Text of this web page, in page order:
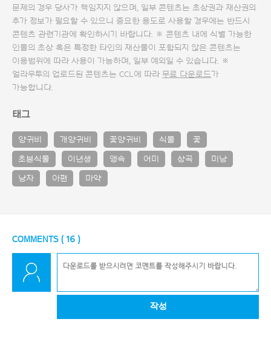
문제의 경우 당사가 책임지지 않으며, 일부 콘텐츠는 초상권과 재산권의
추가 정보가 필요할 수 있으니 중요한 용도로 사용할 경우에는 반드시
콘텐츠 관련기관에 확인하시기 바랍니다. ※ 콘텐츠 내에 식별 가능한
인물의 초상 혹은 특정한 타인의 재산물이 포함되지 않은 콘텐츠는
이용범위에 따라 사용이 가능하며, 일부 예외일 수 있습니다. ※
얼라우투의 업로드된 콘텐츠는 CCL에 따라 무료 다운로드가
가능합니다.
태그
양귀비 개양귀비 꽃양귀비 식물 꽃
초본식물 이년생 앵속 어미 상곡 미낭
낭자 아편 마약
COMMENTS ( 16 )
작성